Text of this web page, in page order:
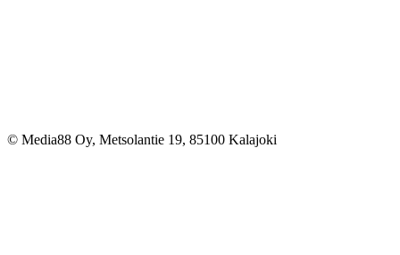
© Media88 Oy, Metsolantie 19, 85100 Kalajoki